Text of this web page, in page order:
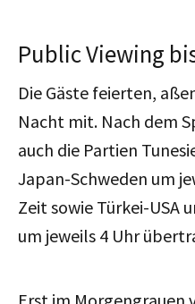
Public Viewing
Die Gäste feierten,
Nacht mit. Nach dem
auch die Partien
Japan-Schweden um
Zeit sowie Türkei-USA
um jeweils 4 Uhr